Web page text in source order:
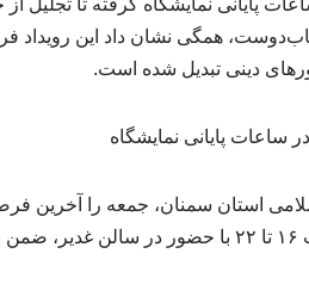
پایانی نمایشگاه گرفته تا تجلیل
همگی نشان داد این رویداد
دینی تبدیل شده است.
پایانی نمایشگاه
استان سمنان، جمعه را آخرین